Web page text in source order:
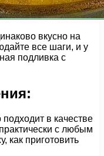
вкусно на
все шаги, и у
подливка с
в качестве
с любым
как приготовить